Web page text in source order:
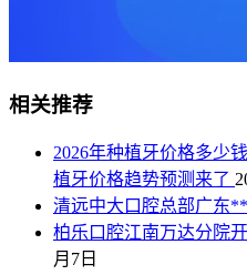
相关推荐
2026年种植牙价格多少
植牙价格趋势预测来了
清远中大口腔总部广东
柏乐口腔江南万达分院
月7日